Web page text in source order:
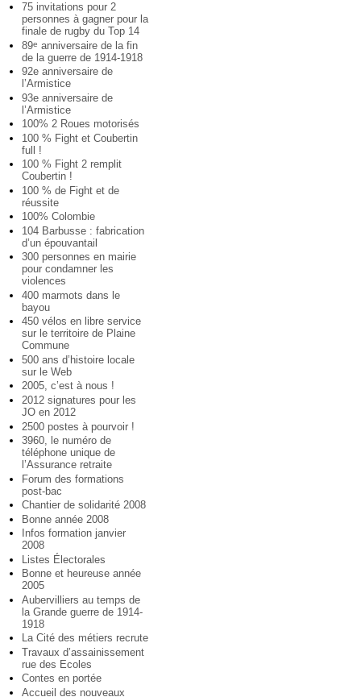
75 invitations pour 2
personnes à gagner pour la
finale de rugby du Top 14
89e anniversaire de la fin
de la guerre de 1914-1918
92e anniversaire de
l’Armistice
93e anniversaire de
l’Armistice
100% 2 Roues motorisés
100 % Fight et Coubertin
full !
100 % Fight 2 remplit
Coubertin !
100 % de Fight et de
réussite
100% Colombie
104 Barbusse : fabrication
d’un épouvantail
300 personnes en mairie
pour condamner les
violences
400 marmots dans le
bayou
450 vélos en libre service
sur le territoire de Plaine
Commune
500 ans d’histoire locale
sur le Web
2005, c’est à nous !
2012 signatures pour les
JO en 2012
2500 postes à pourvoir !
3960, le numéro de
téléphone unique de
l’Assurance retraite
Forum des formations
post-bac
Chantier de solidarité 2008
Bonne année 2008
Infos formation janvier
2008
Listes Électorales
Bonne et heureuse année
2005
Aubervilliers au temps de
la Grande guerre de 1914-
1918
La Cité des métiers recrute
Travaux d’assainissement
rue des Ecoles
Contes en portée
Accueil des nouveaux